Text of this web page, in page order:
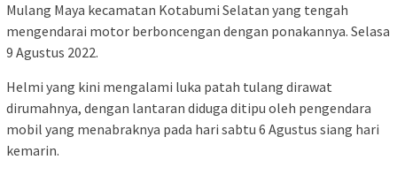
Mulang Maya kecamatan Kotabumi Selatan yang tengah
mengendarai motor berboncengan dengan ponakannya. Selasa
9 Agustus 2022.
Helmi yang kini mengalami luka patah tulang dirawat
dirumahnya, dengan lantaran diduga ditipu oleh pengendara
mobil yang menabraknya pada hari sabtu 6 Agustus siang hari
kemarin.